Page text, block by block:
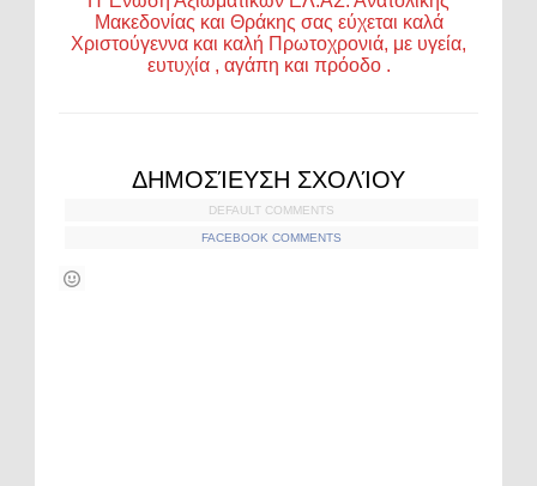
Μακεδονίας και Θράκης σας εύχεται καλά
Χριστούγεννα και καλή Πρωτοχρονιά, με υγεία,
ευτυχία , αγάπη και πρόοδο .
ΔΗΜΟΣΊΕΥΣΗ ΣΧΟΛΊΟΥ
DEFAULT COMMENTS
FACEBOOK COMMENTS